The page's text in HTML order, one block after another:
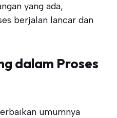
yang ada,
berjalan lancar dan
dalam Proses
umumnya